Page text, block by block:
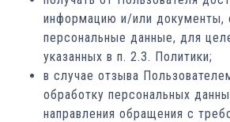
информацию и/или документы,
персональные данные, для
указанных в п. 2.3. Политики;
в случае отзыва
обработку персональных
направления обращения с